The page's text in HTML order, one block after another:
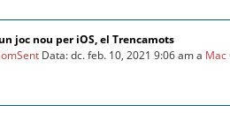
joc nou per iOS, el Trencamots
Data: dc. feb. 10, 2021 9:06 am a Mac